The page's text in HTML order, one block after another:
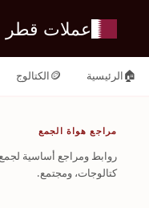
عملات قطر
🏠الرئيسية 🪙الكتالوج
مراجع هواة الجمع
روابط ومراجع أساسية
كتالوجات، ومجتمع.